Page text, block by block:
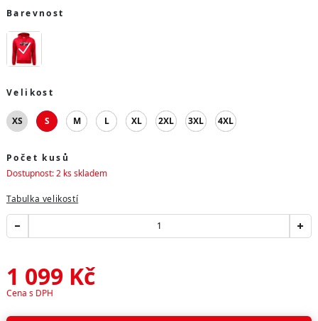
Barevnost
Velikost
XS S M L XL 2XL 3XL 4XL
Počet kusů
Dostupnost: 2 ks skladem
Tabulka velikostí
1 099 Kč
Cena s DPH